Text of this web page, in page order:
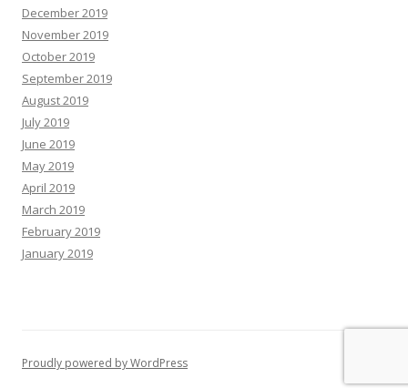
December 2019
November 2019
October 2019
September 2019
August 2019
July 2019
June 2019
May 2019
April 2019
March 2019
February 2019
January 2019
Proudly powered by WordPress